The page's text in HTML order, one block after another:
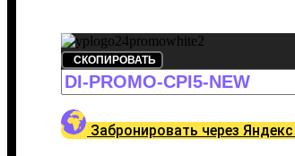
СКОПИРОВАТЬ
Забронировать через